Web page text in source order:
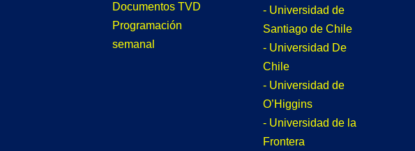
Documentos TVD
Programación
semanal
- Universidad de
Santiago de Chile
- Universidad De
Chile
- Universidad de
O’Higgins
- Universidad de la
Frontera